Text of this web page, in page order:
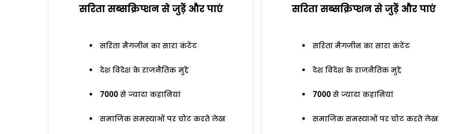
सरिता सब्सक्रिप्शन से जुड़ेें और पाएं
सरिता मैगजीन का सारा कंटेंट
देश विदेश के राजनैतिक मुद्दे
7000 से ज्यादा कहानियां
समाजिक समस्याओं पर चोट करते लेख
सरिता सब्सक्रिप्शन से जुड़ेें और पाएं
सरिता मैगजीन का सारा कंटेंट
देश विदेश के राजनैतिक मुद्दे
7000 से ज्यादा कहानियां
समाजिक समस्याओं पर चोट करते लेख